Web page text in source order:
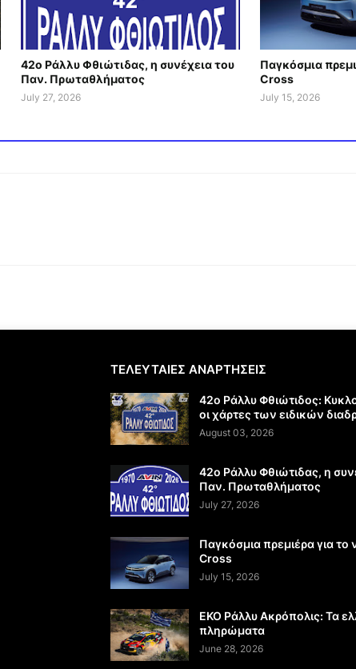
42ο Ράλλυ Φθιώτιδας, η συνέχεια του
Παν. Πρωταθλήματος
July 27, 2026
Παγκόσμια
Cross
July 15, 2026
ΤΕΛΕΥΤΑΙΕΣ ΑΝΑΡΤΗΣΕΙΣ
42ο Ράλλυ Φθιώτιδος:
οι χάρτες των ειδικών
August 03, 2026
42ο Ράλλυ Φθιώτιδας, η
Παν. Πρωταθλήματος
July 27, 2026
Παγκόσμια πρεμιέρα για το
Cross
July 15, 2026
EKO Ράλλυ Ακρόπολις: Τα
πληρώματα
June 28, 2026